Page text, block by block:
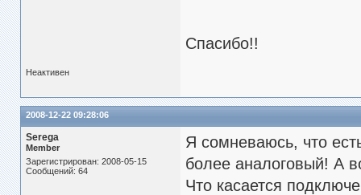
Спасибо!!
Неактивен
2008-12-22 09:28:06
Serega
Member
Зарегистрирован: 2008-05-15
Сообщений: 64
Я сомневаюсь, что
более аналоговый! А
Что касается